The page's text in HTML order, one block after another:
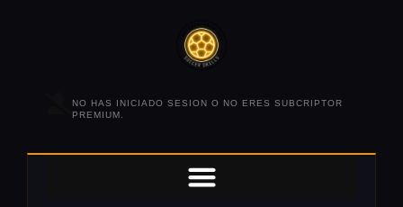
NO HAS INICIADO SESION O NO ERES SUBCRIPTOR
PREMIUM.